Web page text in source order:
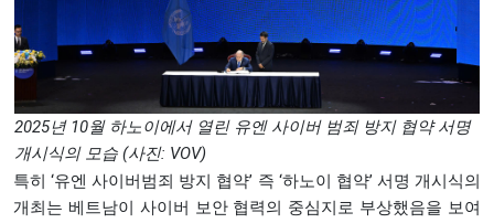
2025년 10월 하노이에서 열린 유엔 사이버 범죄 방지 협약 서명
개시식의 모습 (사진: VOV)
특히 ‘유엔 사이버범죄 방지 협약’ 즉 ‘하노이 협약’ 서명 개시식의
개최는 베트남이 사이버 보안 협력의 중심지로 부상했음을 보여